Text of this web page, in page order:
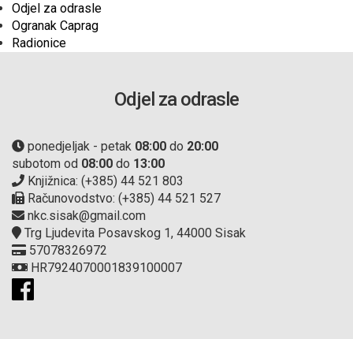
Odjel za odrasle
Ogranak Caprag
Radionice
Odjel za odrasle
ponedjeljak - petak 08:00 do 20:00
subotom od 08:00 do 13:00
Knjižnica: (+385) 44 521 803
Računovodstvo: (+385) 44 521 527
nkc.sisak@gmail.com
Trg Ljudevita Posavskog 1, 44000 Sisak
57078326972
HR7924070001839100007